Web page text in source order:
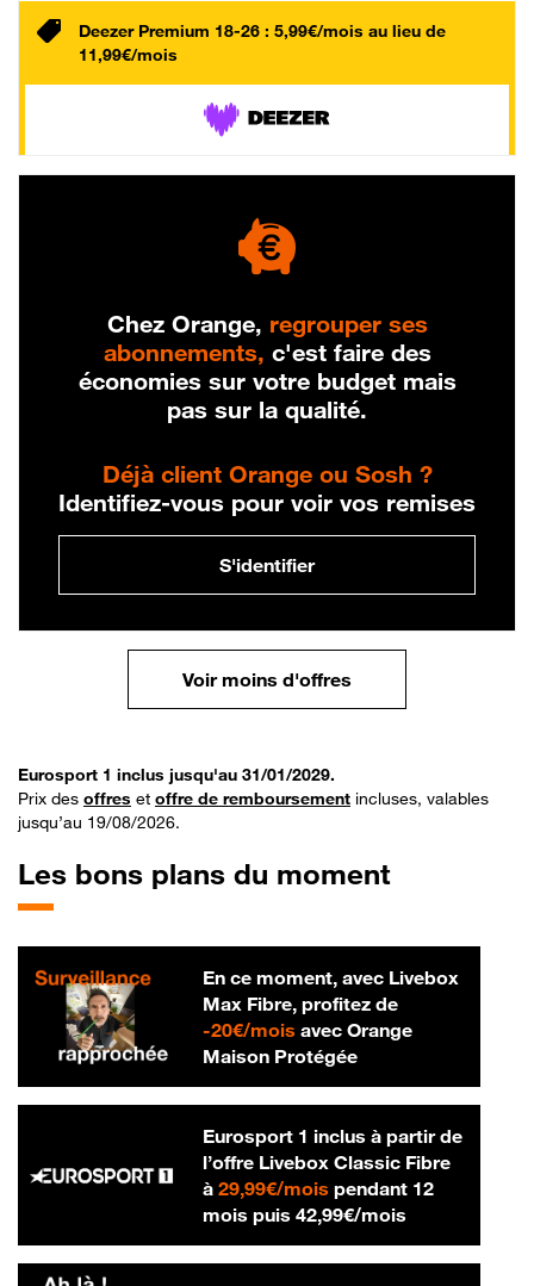
Deezer Premium 18-26 : 5,99€/mois au lieu de
11,99€/mois
Chez Orange, regrouper ses
abonnements, c'est faire des
économies sur votre budget mais
pas sur la qualité.
Déjà client Orange ou Sosh ?
Identifiez-vous pour voir vos remises
S'identifier
Voir moins d'offres
Eurosport 1 inclus jusqu'au 31/01/2029.
Prix des offres et offre de remboursement incluses, valables
jusqu’au 19/08/2026.
Les bons plans du moment
En ce moment, avec Livebox
Max Fibre, profitez de
-20€/mois20 € par mois
avec Orange
Maison Protégée
Eurosport 1 inclus à partir de
l’offre Livebox Classic Fibre
à 29,99€/mois29,99 € par mois
pendant 12
mois puis 42,99€/mois42,99 € par